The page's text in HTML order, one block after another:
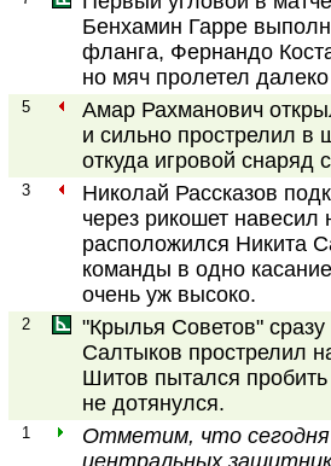
Бенхамин Гарре
фланга, Фернандо
но мяч пролетел
5
Амар Рахманович
и сильно прострелил
откуда игровой снаряд
3
Николай Рассказов
через рикошет
расположился Никита
команды в одно
очень уж высоко.
2
"Крылья Советов"
Салтыков прострелил
Шитов пытался
не дотянулся.
1
Отметим, что
центральных